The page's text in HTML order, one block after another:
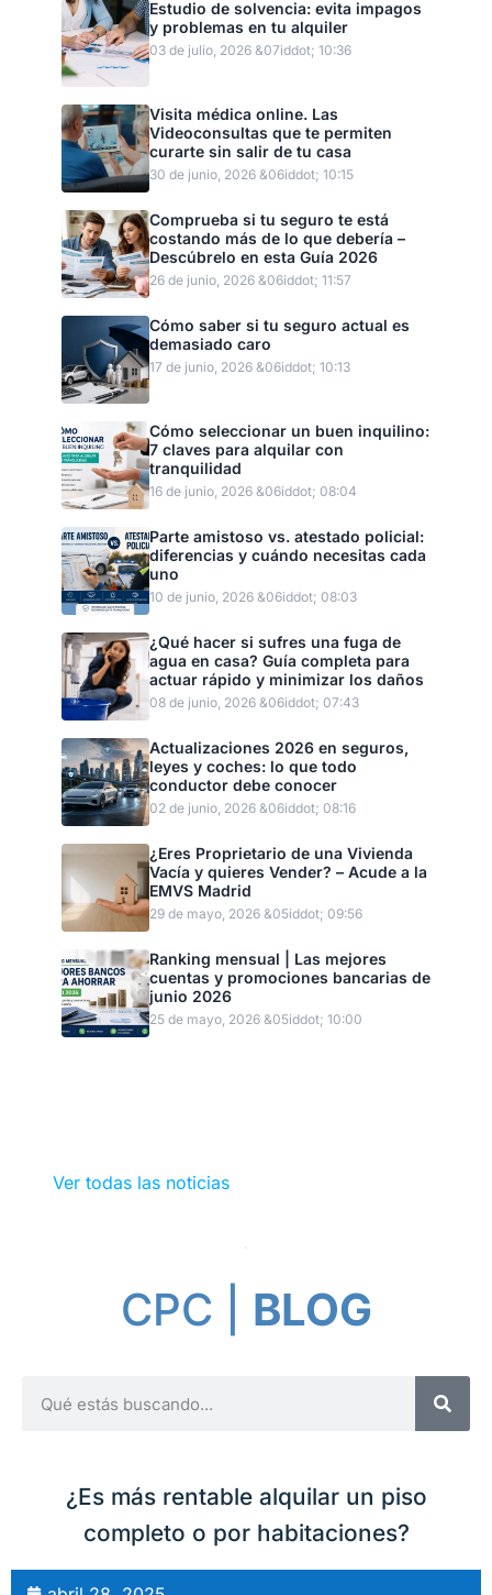
Estudio de solvencia: evita impagos
y problemas en tu alquiler
03 de julio, 2026 &07iddot; 10:36
Visita médica online. Las
Videoconsultas que te permiten
curarte sin salir de tu casa
30 de junio, 2026 &06iddot; 10:15
Comprueba si tu seguro te está
costando más de lo que debería –
Descúbrelo en esta Guía 2026
26 de junio, 2026 &06iddot; 11:57
Cómo saber si tu seguro actual es
demasiado caro
17 de junio, 2026 &06iddot; 10:13
Cómo seleccionar un buen inquilino:
7 claves para alquilar con
tranquilidad
16 de junio, 2026 &06iddot; 08:04
Parte amistoso vs. atestado policial:
diferencias y cuándo necesitas cada
uno
10 de junio, 2026 &06iddot; 08:03
¿Qué hacer si sufres una fuga de
agua en casa? Guía completa para
actuar rápido y minimizar los daños
08 de junio, 2026 &06iddot; 07:43
Actualizaciones 2026 en seguros,
leyes y coches: lo que todo
conductor debe conocer
02 de junio, 2026 &06iddot; 08:16
¿Eres Proprietario de una Vivienda
Vacía y quieres Vender? – Acude a la
EMVS Madrid
29 de mayo, 2026 &05iddot; 09:56
Ranking mensual | Las mejores
cuentas y promociones bancarias de
junio 2026
25 de mayo, 2026 &05iddot; 10:00
Ver todas las noticias
CPC | BLOG
¿Es más rentable alquilar un piso
completo o por habitaciones?